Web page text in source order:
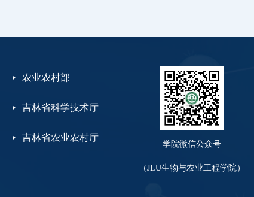
农业农村部
吉林省科学技术厅
吉林省农业农村厅
学院微信公众号
（JLU生物与农业工程学院）